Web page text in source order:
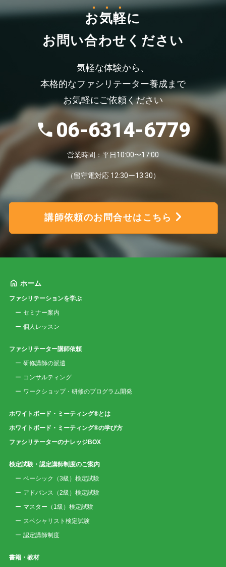
お気軽に
お問い合わせください
気軽な体験から、
本格的なファシリテーター養成まで
お気軽にご依頼ください
06-6314-6779
営業時間：平日10:00〜17:00
（留守電対応 12:30ー13:30）
講師依頼のお問合せはこちら
ホーム
ファシリテーションを学ぶ
セミナー案内
個人レッスン
ファシリテーター講師依頼
研修講師の派遣
コンサルティング
ワークショップ・研修のプログラム開発
ホワイトボード・ミーティング®とは
ホワイトボード・ミーティング®の学び方
ファシリテーターのナレッジBOX
検定試験・認定講師制度のご案内
ベーシック（3級）検定試験
アドバンス（2級）検定試験
マスター（1級）検定試験
スペシャリスト検定試験
認定講師制度
書籍・教材